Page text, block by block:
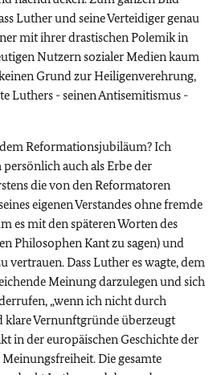
Luther und seine Verteidiger genau
mit ihrer drastischen Polemik in
Nutzern sozialer Medien kaum
Grund zur Heiligenverehrung,
Luthers - seinen Antisemitismus -
Reformationsjubiläum? Ich
auch als Erbe der
die von den Reformatoren
eigenen Verstandes ohne fremde
es mit den späteren Worten des
Philosophen Kant zu sagen) und
vertrauen. Dass Luther es wagte, dem
Meinung darzulegen und sich
„wenn ich nicht durch
klare Vernunftgründe überzeugt
in der europäischen Geschichte der
Die gesamte